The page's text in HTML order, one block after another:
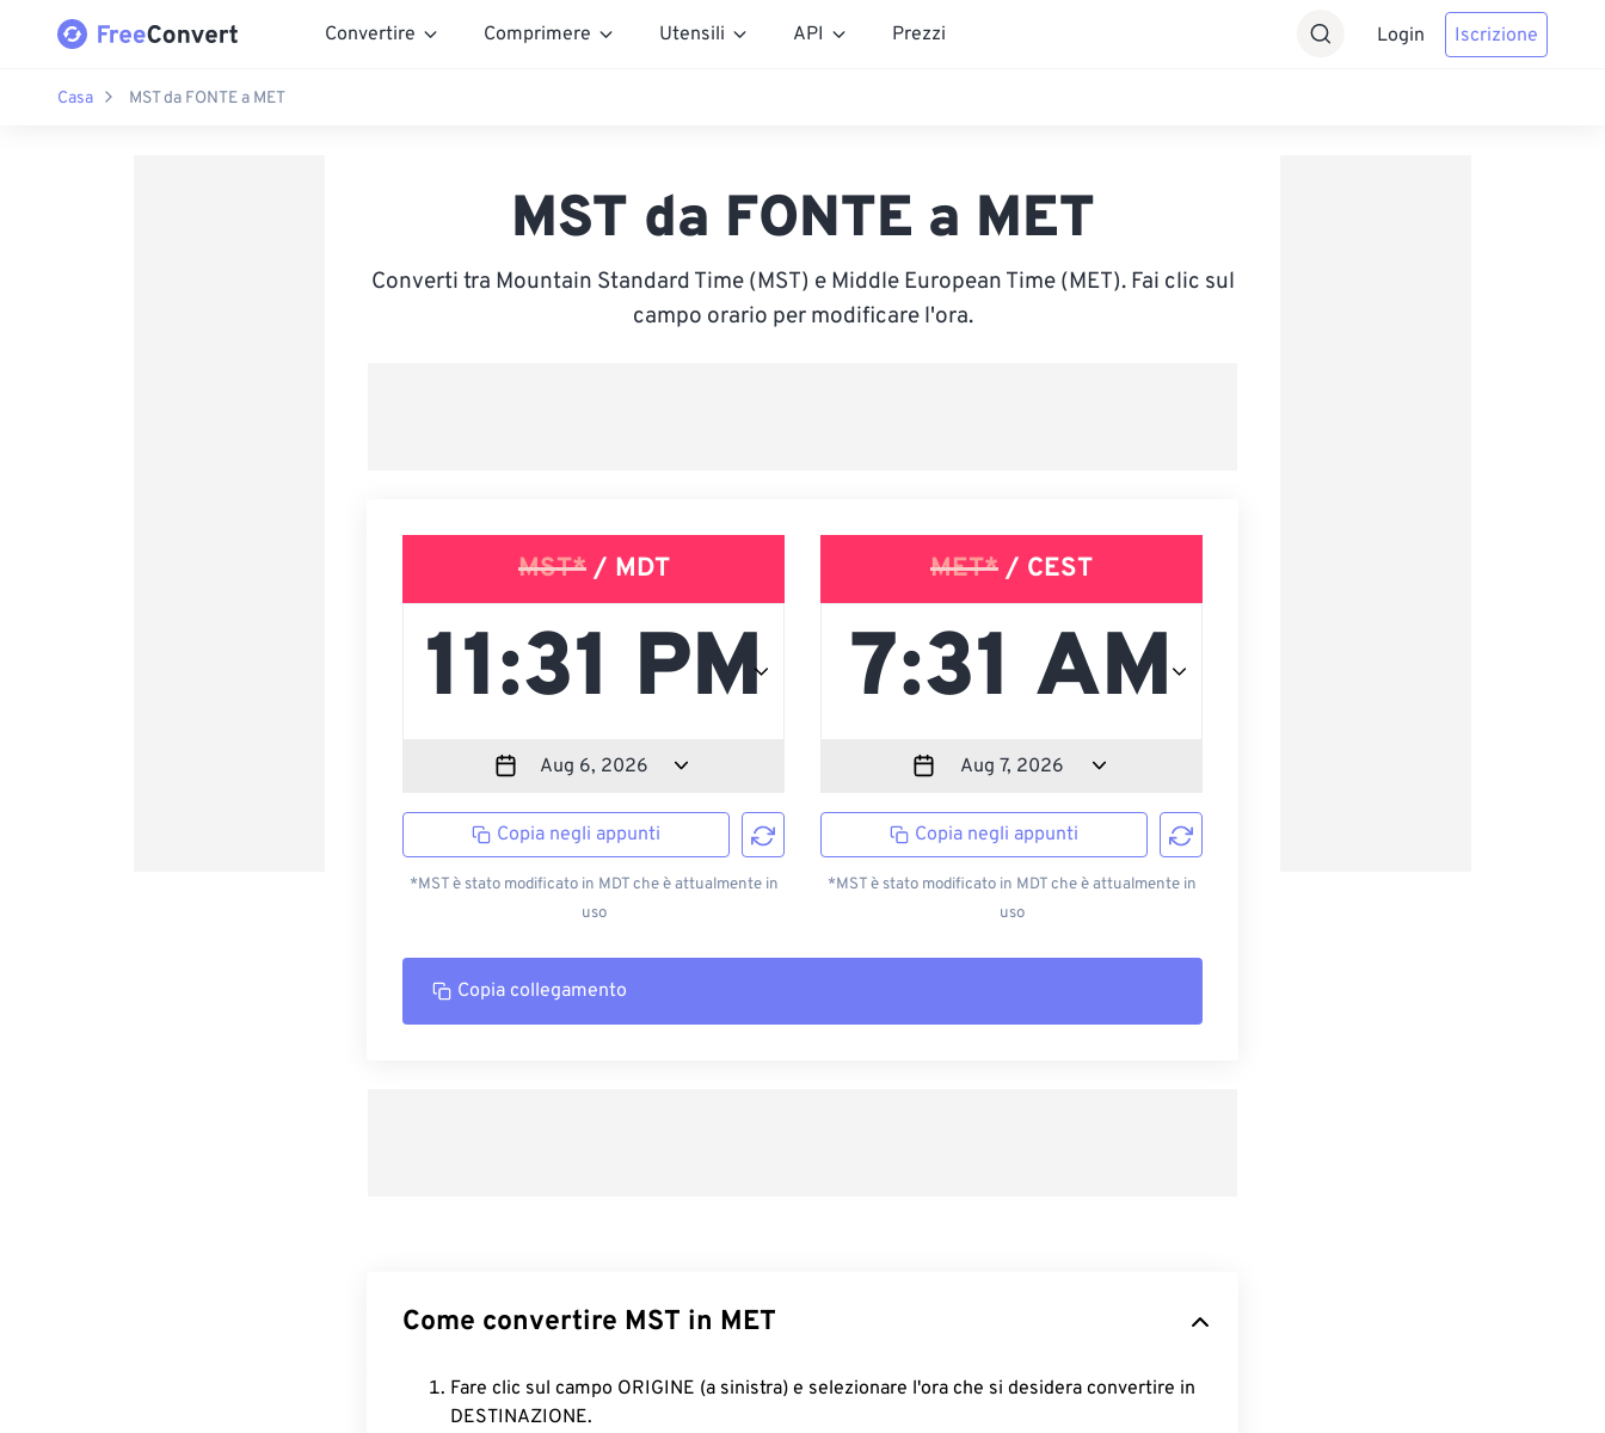
Convertire Comprimere Utensili API Prezzi Login Iscrizione
Casa MST da FONTE a MET
MST da FONTE a MET
Converti tra Mountain Standard Time (MST) e Middle European Time (MET). Fai clic sul
campo orario per modificare l'ora.
MST*/ MDT
Copia negli appunti
*MST è stato modificato in MDT che è attualmente in
uso
MET* / CEST
Copia negli appunti
*MST è stato modificato in MDT che è attualmente in
uso
Copia collegamento
Come convertire MST in MET
Fare clic sul campo ORIGINE (a sinistra) e selezionare l'ora che si desidera convertire in
DESTINAZIONE.